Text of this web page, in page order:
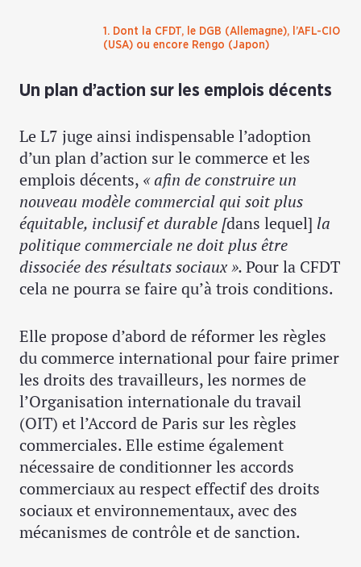
1. Dont la CFDT, le DGB (Allemagne), l’AFL-CIO
(USA) ou encore Rengo (Japon)
Un plan d’action sur les emplois décents
Le L7 juge ainsi indispensable l’adoption
d’un plan d’action sur le commerce et les
emplois décents, « afin de construire un
nouveau modèle commercial qui soit plus
équitable, inclusif et durable [dans lequel] la
politique commerciale ne doit plus être
dissociée des résultats sociaux ».Pour la CFDT
cela ne pourra se faire qu’à trois conditions.
Elle propose d’abord de réformer les règles
du commerce international pour faire primer
les droits des travailleurs, les normes de
l’Organisation internationale du travail
(OIT) et l’Accord de Paris sur les règles
commerciales. Elle estime également
nécessaire de conditionner les accords
commerciaux au respect effectif des droits
sociaux et environnementaux, avec des
mécanismes de contrôle et de sanction.